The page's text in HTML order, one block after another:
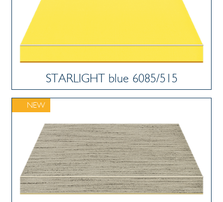
STARLIGHT blue 6085/515
NEW